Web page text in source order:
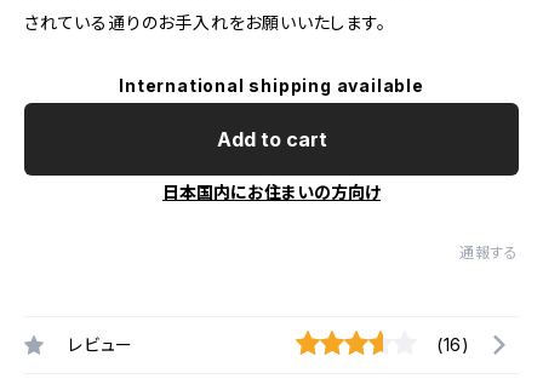
されている通りのお手入れをお願いいたします。
International shipping available
Add to cart
日本国内にお住まいの方向け
通報する
レビュー (16)